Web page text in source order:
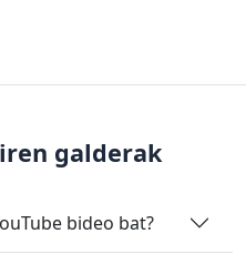
galderak
bideo bat?